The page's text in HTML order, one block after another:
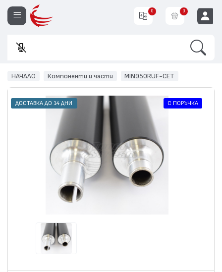
0 0
НАЧАЛО Компоненти и части MIN950RUF-CET
ДОСТАВКА ДО 14 ДНИ С ПОРЪЧКА